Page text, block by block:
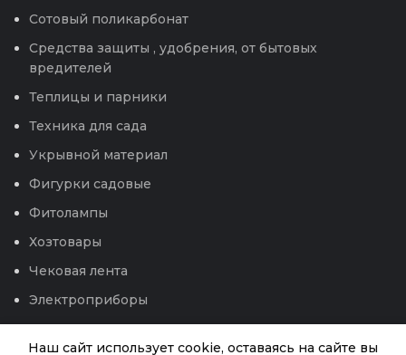
Сотовый поликарбонат
Средства защиты , удобрения, от бытовых
вредителей
Теплицы и парники
Техника для сада
Укрывной материал
Фигурки садовые
Фитолампы
Хозтовары
Чековая лента
Электроприборы
Наш сайт использует cookie, оставаясь на сайте вы